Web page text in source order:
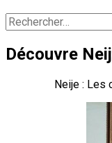
Rechercher :
Découvre
Neije : Les